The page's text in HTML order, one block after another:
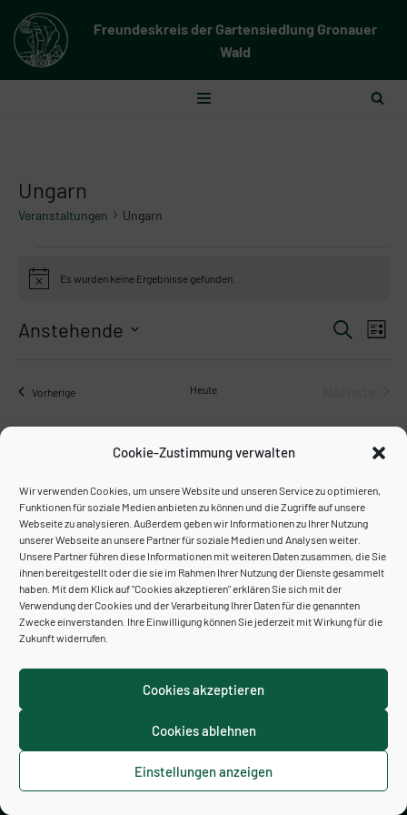
Cookie-Zustimmung verwalten
Wir verwenden Cookies, um unsere Website und unseren Service zu optimieren,
Funktionen für soziale Medien anbieten zu können und die Zugriffe auf unsere
Webseite zu analysieren. Außerdem geben wir Informationen zu Ihrer Nutzung
unserer Webseite an unsere Partner für soziale Medien und Analysen weiter.
Unsere Partner führen diese Informationen mit weiteren Daten zusammen, die Sie
ihnen bereitgestellt oder die sie im Rahmen Ihrer Nutzung der Dienste gesammelt
haben. Mit dem Klick auf "Cookies akzeptieren" erklären Sie sich mit der
Verwendung der Cookies und der Verarbeitung Ihrer Daten für die genannten
Zwecke einverstanden. Ihre Einwilligung können Sie jederzeit mit Wirkung für die
Zukunft widerrufen.
Cookies akzeptieren
Cookies ablehnen
Einstellungen anzeigen
Zum
Inhalt
Freundeskreis der Gartensiedlung Gronauer
Wald
Ungarn
Veranstaltungen Ungarn
HinweisEs wurden keine Ergebnisse gefunden.
Suche
Liste
Anstehende
VorherigeVeranstaltungen Heute
Kalender abonnieren
Impressum
Datenschutzerklärung
Cookie-Richtlinie (EU)
Neve| Präsentiert vonWordPress